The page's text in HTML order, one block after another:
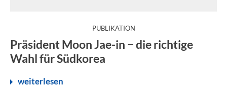
PUBLIKATION:
Präsident Moon Jae-in − die richtige
Wahl für Südkorea
weiterlesen